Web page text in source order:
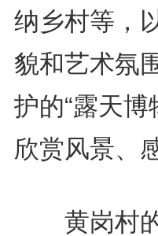
纳乡村等，
貌和艺术氛
护的“露天
欣赏风景、
黄岗村的